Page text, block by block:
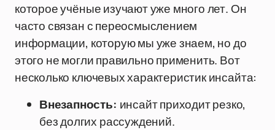
которое учёные изучают уже много лет. Он
часто связан с переосмыслением
информации, которую мы уже знаем, но до
этого не могли правильно применить. Вот
несколько ключевых характеристик инсайта:
Внезапность: инсайт приходит резко,
без долгих рассуждений.